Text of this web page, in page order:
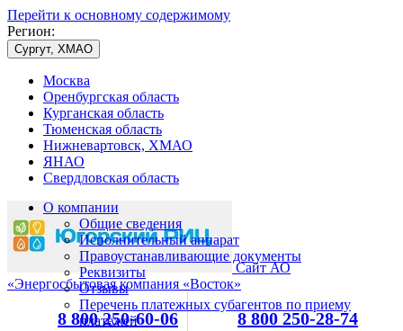
Перейти к основному содержимому
Регион:
Сургут, ХМАО
Москва
Оренбургская область
Курганская область
Тюменская область
Нижневартовск, ХМАО
ЯНАО
Свердловская область
Сайт АО
«Энергосбытовая компания «Восток»
8 800 250-60-06 8 800 250-28-74
О компании
Общие сведения
Исполнительный аппарат
Правоустанавливающие документы
Реквизиты
Отзывы
Перечень платежных субагентов по приему
платежей